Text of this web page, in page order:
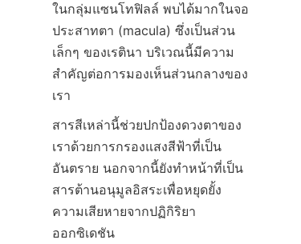
ในกลุ่มแซนโทฟิลล์ พบได้มากในจอ
ประสาทตา (macula) ซึ่งเป็นส่วน
เล็กๆ ของเรตินา บริเวณนี้มีความ
สำคัญต่อการมองเห็นส่วนกลางของ
เรา
สารสีเหล่านี้ช่วยปกป้องดวงตาของ
เราด้วยการกรองแสงสีฟ้าที่เป็น
อันตราย นอกจากนี้ยังทำหน้าที่เป็น
สารต้านอนุมูลอิสระเพื่อหยุดยั้ง
ความเสียหายจากปฏิกิริยา
ออกซิเดชัน